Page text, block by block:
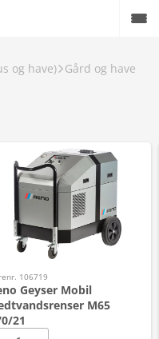
og have) Gård og have
106719
Geyser Mobil
M65
21